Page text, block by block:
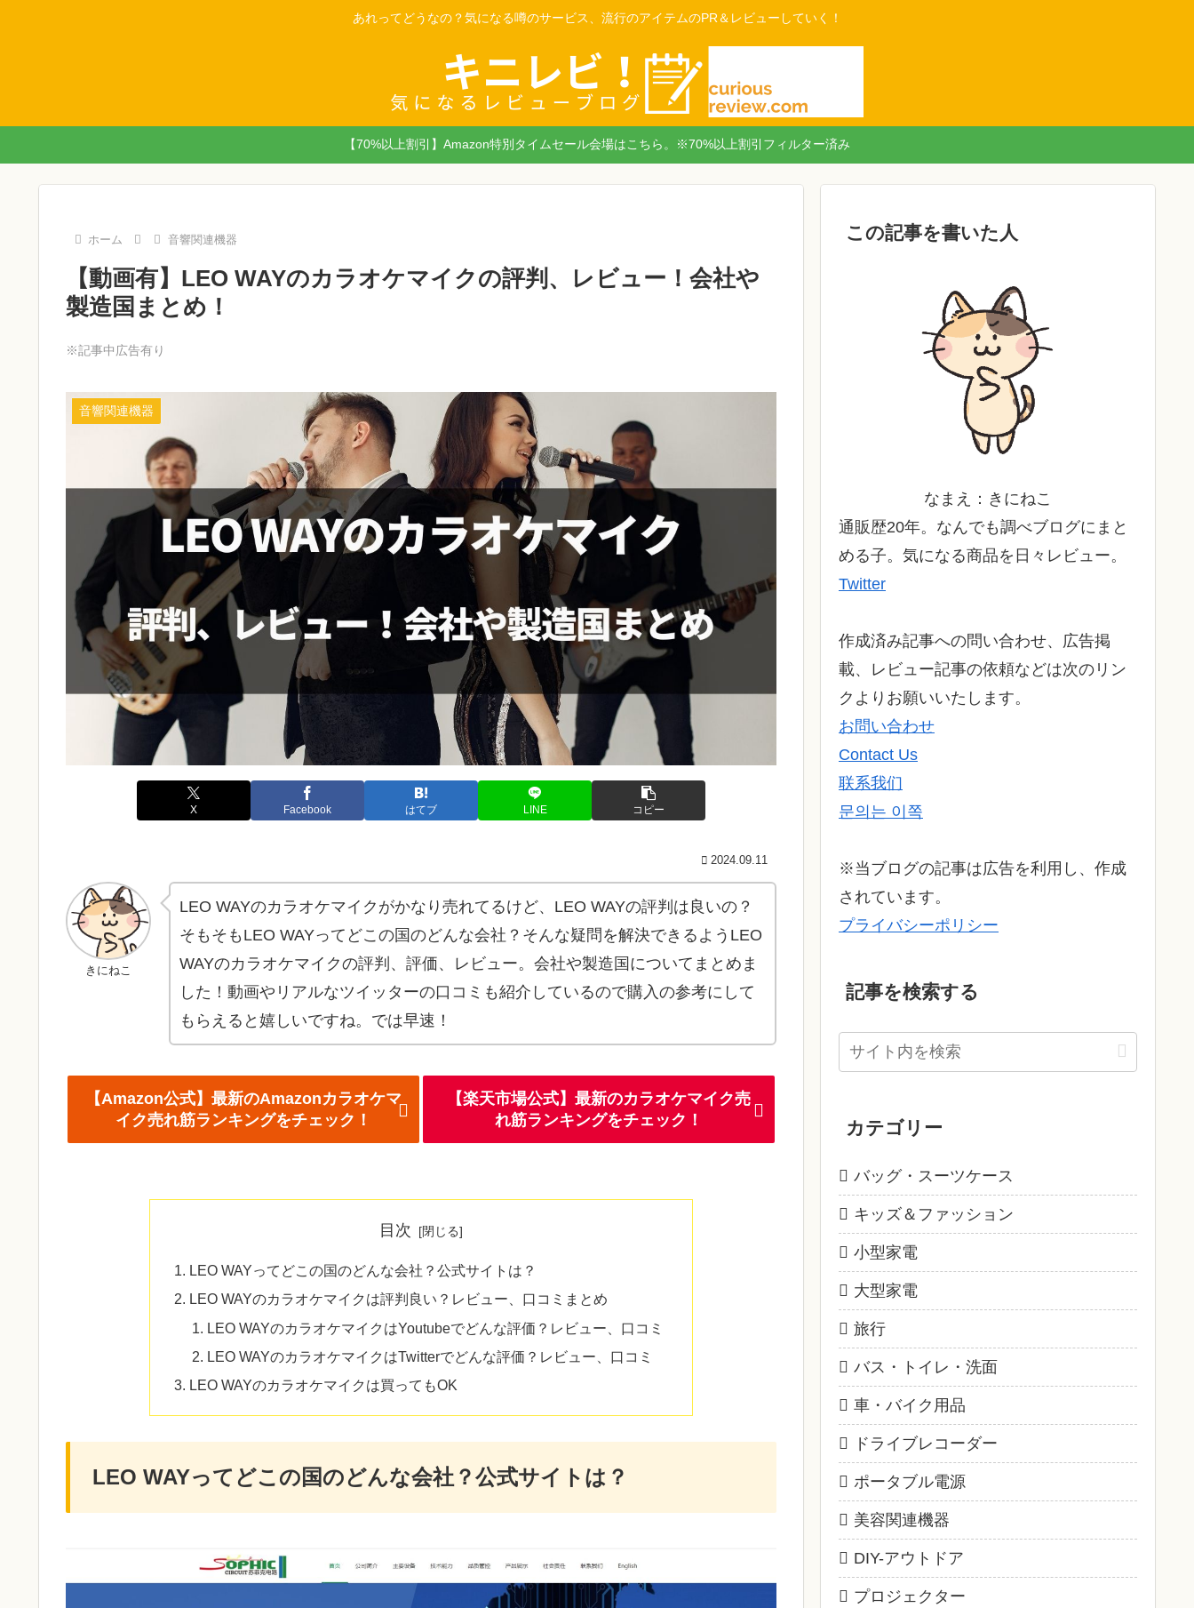
あれってどうなの？気になる噂のサービス、流行のアイテムのPR＆レビューしていく！
【70%以上割引】Amazon特別タイムセール会場はこちら。※70%以上割引フィルター済み
ホーム 音響関連機器
【動画有】LEO WAYのカラオケマイクの評判、レビュー！会社や
製造国まとめ！
※記事中広告有り
音響関連機器
X Facebook はてブ LINE コピー
2024.09.11
きにねこ
LEO WAYのカラオケマイクがかなり売れてるけど、LEO WAYの評判は良いの？
そもそもLEO WAYってどこの国のどんな会社？そんな疑問を解決できるようLEO
WAYのカラオケマイクの評判、評価、レビュー。会社や製造国についてまとめま
した！動画やリアルなツイッターの口コミも紹介しているので購入の参考にして
もらえると嬉しいですね。では早速！
【Amazon公式】最新のAmazonカラオケマ
イク売れ筋ランキングをチェック！
【楽天市場公式】最新のカラオケマイク売
れ筋ランキングをチェック！
目次
LEO WAYってどこの国のどんな会社？公式サイトは？
LEO WAYのカラオケマイクは評判良い？レビュー、口コミまとめ
LEO WAYのカラオケマイクはYoutubeでどんな評価？レビュー、口コミ
LEO WAYのカラオケマイクはTwitterでどんな評価？レビュー、口コミ
LEO WAYのカラオケマイクは買ってもOK
LEO WAYってどこの国のどんな会社？公式サイトは？
この記事を書いた人
なまえ：きにねこ
通販歴20年。なんでも調べブログにまと
める子。気になる商品を日々レビュー。
Twitter
作成済み記事への問い合わせ、広告掲
載、レビュー記事の依頼などは次のリン
クよりお願いいたします。
お問い合わせ
Contact Us
联系我们
문의는 이쪽
※当ブログの記事は広告を利用し、作成
されています。
プライバシーポリシー
記事を検索する
カテゴリー
バッグ・スーツケース
キッズ＆ファッション
小型家電
大型家電
旅行
バス・トイレ・洗面
車・バイク用品
ドライブレコーダー
ポータブル電源
美容関連機器
DIY-アウトドア
プロジェクター